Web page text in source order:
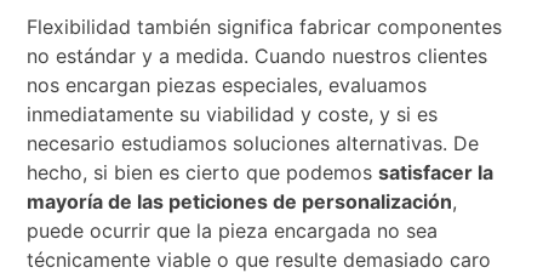
Flexibilidad también significa fabricar componentes
no estándar y a medida. Cuando nuestros clientes
nos encargan piezas especiales, evaluamos
inmediatamente su viabilidad y coste, y si es
necesario estudiamos soluciones alternativas. De
hecho, si bien es cierto que podemossatisfacer la
mayoría de las peticiones de personalización,
puede ocurrir que la pieza encargada no sea
técnicamente viable o que resulte demasiado caro